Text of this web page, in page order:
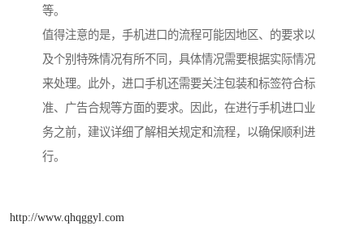
等。
值得注意的是，手机进口的流程可能因地区、的要求以
及个别特殊情况有所不同，具体情况需要根据实际情况
来处理。此外，进口手机还需要关注包装和标签符合标
准、广告合规等方面的要求。因此，在进行手机进口业
务之前，建议详细了解相关规定和流程，以确保顺利进
行。
http://www.qhqggyl.com